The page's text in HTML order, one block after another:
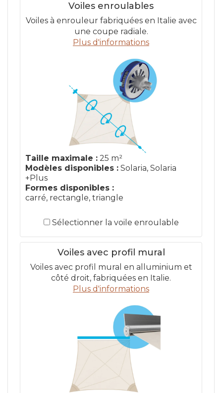
Voiles enroulables
Voiles à enrouleur fabriquées en Italie avec
une coupe radiale.
Plus d'informations
Taille maximale : 25 m²
Modèles disponibles : Solaria, Solaria
+Plus
Formes disponibles :
carré, rectangle, triangle
Sélectionner la voile enroulable
Voiles avec profil mural
Voiles avec profil mural en alluminium et
côté droit, fabriquées en Italie.
Plus d'informations